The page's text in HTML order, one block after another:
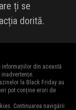
ți se
dorită.
informațiilor din această
la Black Friday au
pot conține erori de
Continuarea navigării